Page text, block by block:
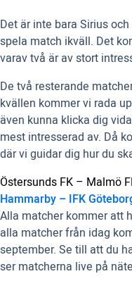
Det är inte bara Sirius
spela match ikväll. Det
varav två är av stort
De två resterande
kvällen kommer vi rada
även kunna klicka dig
mest intresserad av. Då
där vi guidar dig hur du
Östersunds FK – Malmö
Hammarby – IFK
Alla matcher kommer att
alla matcher från idag
september. Se till att du
ser matcherna live på